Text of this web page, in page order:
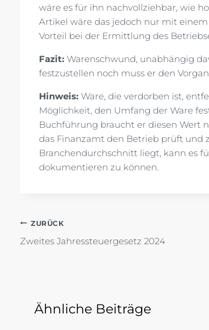
wäre es für ihn nachvollziehbar, wie
Artikel wäre das jedoch nur mit
Vorteil bei der Ermittlung des
Fazit: Warenschwund, unabhängig
festzustellen noch muss er den
Hinweis: Ware, die verdorben ist,
Möglichkeit, den Umfang der Ware
Buchführung braucht er diesen Wert
das Finanzamt den Betrieb prüft und
Branchendurchschnitt liegt, kann es
dokumentieren zu können.
Beitragsnavigation
ZURÜCK
Zweites Jahressteuergesetz 2024
Ähnliche Beiträge